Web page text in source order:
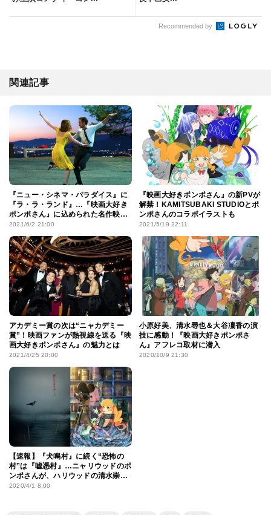
Recommended by
関連記事
『ニュー・シネマ・パラダイス』に
『ラ・ラ・ランド』…『映画大好き
ポンポさん』に込められた名作映画
のスピリット
2021/6/2 21:00
『映画大好きポンポさん』の新PVが
解禁！KAMITSUBAKI STUDIOとポ
ンポさんのコラボイラストも
2021/5/19 22:11
アカデミー賞の次は“ニャカデミー
賞”！映画ファンが熱視線を送る『映
画大好きポンポさん』の魅力とは
2021/4/25 20:00
小原好美、清水尋也＆大谷凜香の演
技に感動！『映画大好きポンポさ
ん』アフレコ取材に潜入
2020/10/9 21:30
【速報】『犬鳴村』に続く“恐怖の
村”は『嘘憑村』…ニャリウッドのポ
ンポさんが、ハリウッドの清水崇と
タッグ！
2020/4/1 8:00